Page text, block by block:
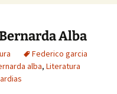
Alba
Federico garcia
alba, Literatura